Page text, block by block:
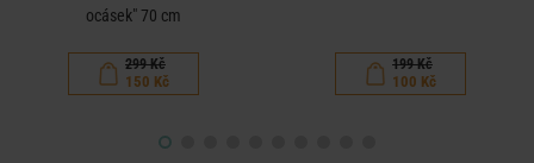
ocásek" 70 cm
299 Kč
150 Kč
199 Kč
100 Kč